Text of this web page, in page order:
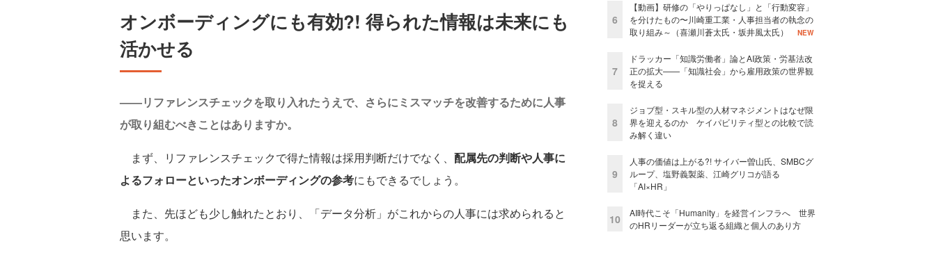
オンボーディングにも有効?! 得られた情報は未来にも
活かせる
——リファレンスチェックを取り入れたうえで、さらにミスマッチを改善するために人事
が取り組むべきことはありますか。
まず、リファレンスチェックで得た情報は採用判断だけでなく、 配属先の判断や人事に
よるフォローといったオンボーディングの参考にもできるでしょう。
また、先ほども少し触れたとおり、「データ分析」がこれからの人事には求められると
思います。
6
【動画】研修の「やりっぱなし」と「行動変容」
を分けたもの〜川崎重工業・人事担当者の執念の
取り組み～（喜瀬川蒼太氏・坂井風太氏）
NEW
7
ドラッカー「知識労働者」論とAI政策・労基法改
正の拡大——「知識社会」から雇用政策の世界観
を捉える
8
ジョブ型・スキル型の人材マネジメントはなぜ限
界を迎えるのか ケイパビリティ型との比較で読
み解く違い
9
人事の価値は上がる?! サイバー曽山氏、SMBCグ
ループ、塩野義製薬、江崎グリコが語る
「AI×HR」
10
AI時代こそ「Humanity」を経営インフラへ 世界
のHRリーダーが立ち返る組織と個人のあり方